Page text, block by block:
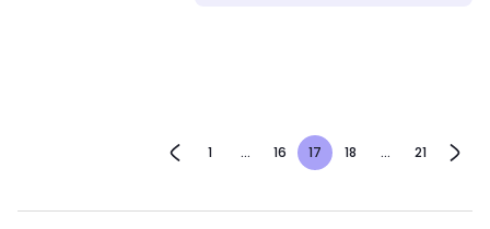
1 ... 16 17 18 ... 21